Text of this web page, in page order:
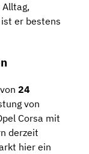
er bestens
24
von
Corsa mit
derzeit
hier ein